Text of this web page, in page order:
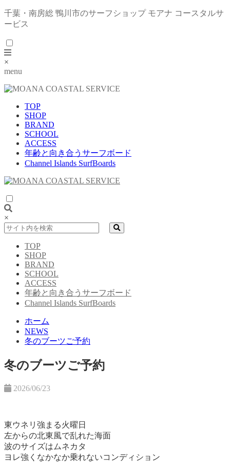
千葉・南房総 鴨川市のサーフショップ モアナ コースタルサ
ービス
×
menu
TOP
SHOP
BRAND
SCHOOL
ACCESS
年齢と向き合うサーフボード
Channel Islands SurfBoards
×
TOP
SHOP
BRAND
SCHOOL
ACCESS
年齢と向き合うサーフボード
Channel Islands SurfBoards
ホーム
NEWS
冬のブーツご予約
冬のブーツご予約
2026/06/23
東ウネリ強まる火曜日
左からの北東風で乱れた海面
波のサイズはムネカタ
ヨレ強くなかなか乗れないコンディション